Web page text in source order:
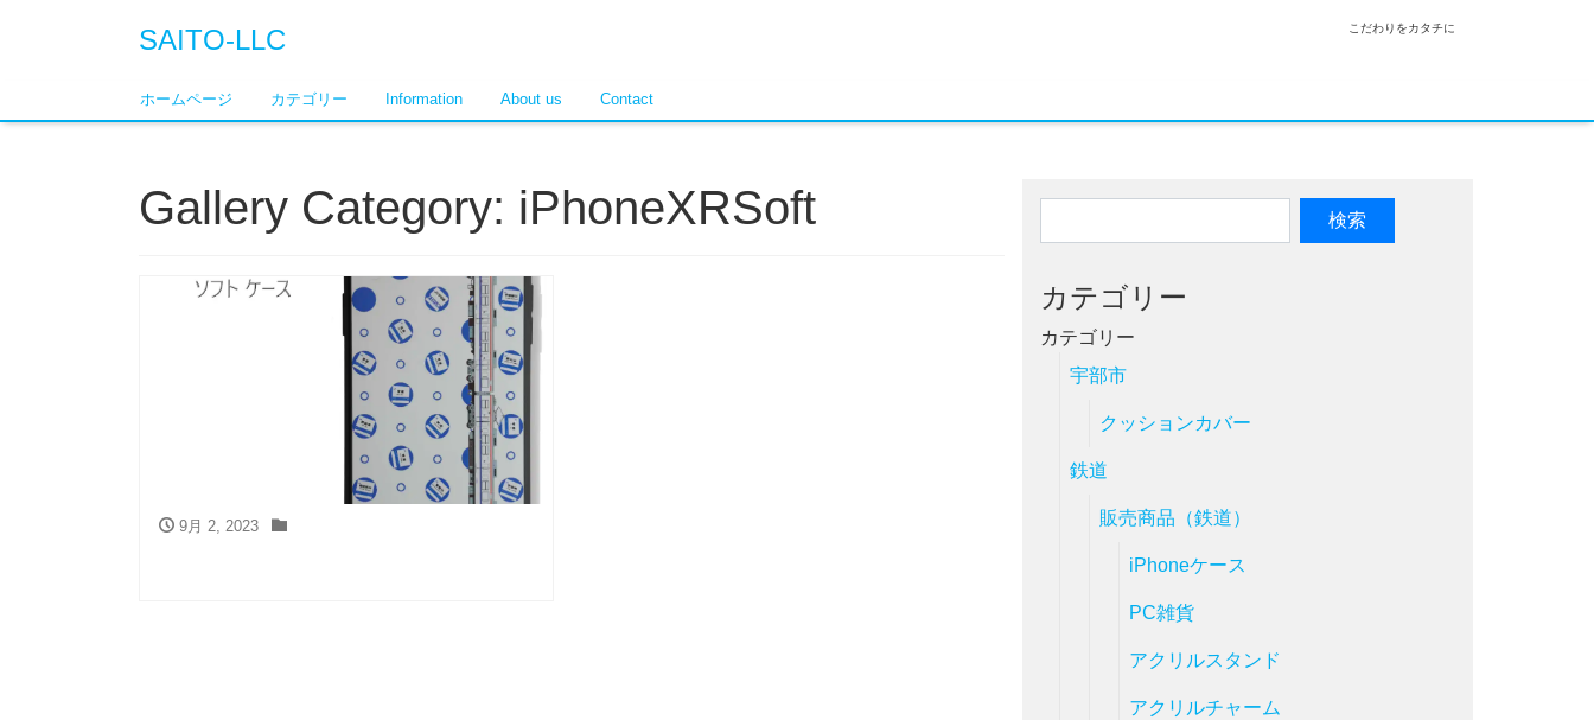
SAITO-LLC こだわりをカタチに
ホームページ カテゴリー Information About us Contact
Gallery Category: iPhoneXRSoft
9月 2, 2023
カテゴリー
カテゴリー
宇部市
クッションカバー
鉄道
販売商品（鉄道）
iPhoneケース
PC雑貨
アクリルスタンド
アクリルチャーム